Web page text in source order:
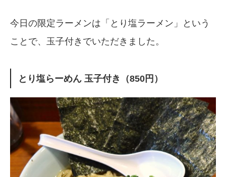
今日の限定ラーメンは「とり塩ラーメン」という
ことで、玉子付きでいただきました。
とり塩らーめん 玉子付き（850円）